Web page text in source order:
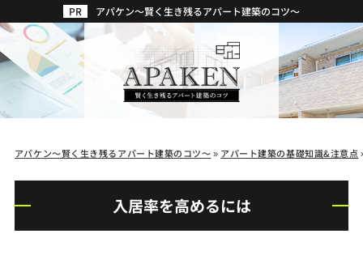
アパケン～賢く生き残るアパート建築のコツ～
アパケン～賢く生き残るアパート建築のコツ～» アパート建築の基礎知識&注意点
入居率を高めるには